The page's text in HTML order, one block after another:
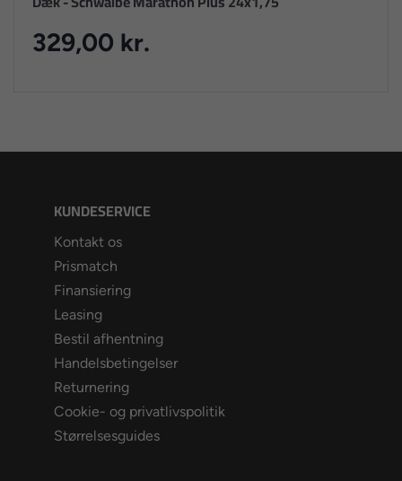
329,00 kr.
KUNDESERVICE
Kontakt os
Prismatch
Finansiering
Leasing
Bestil afhentning
Handelsbetingelser
Returnering
Cookie- og privatlivspolitik
Størrelsesguides